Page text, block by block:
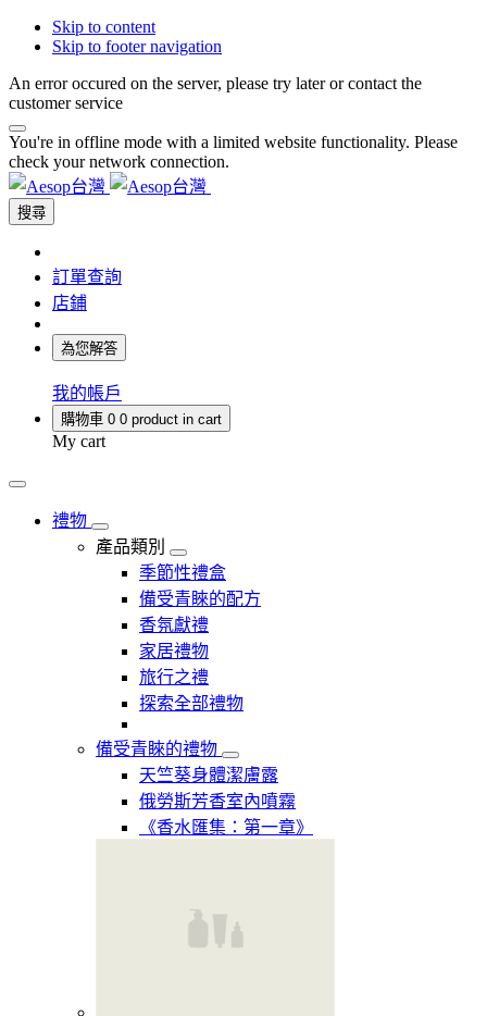
Skip to content
Skip to footer navigation
An error occured on the server, please try later or contact the
customer service
You're in offline mode with a limited website functionality. Please
check your network connection.
搜尋
訂單查詢
店鋪
為您解答
我的帳戶
購物車 0 0 product in cart
My cart
禮物
產品類別
季節性禮盒
備受青睞的配方
香氛獻禮
家居禮物
旅行之禮
探索全部禮物
備受青睞的禮物
天竺葵身體潔膚露
俄勞斯芳香室內噴霧
《香水匯集：第一章》​